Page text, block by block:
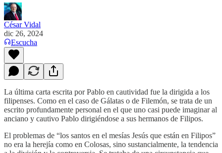
César Vidal
dic 26, 2024
Escucha
La última carta escrita por Pablo en cautividad fue la dirigida a los
filipenses. Como en el caso de Gálatas o de Filemón, se trata de un
escrito profundamente personal en el que uno casi puede imaginar al
anciano y cautivo Pablo dirigiéndose a sus hermanos de Filipos.
El problemas de “los santos en el mesías Jesús que están en Filipos”
no era la herejía como en Colosas, sino sustancialmente, la tendencia